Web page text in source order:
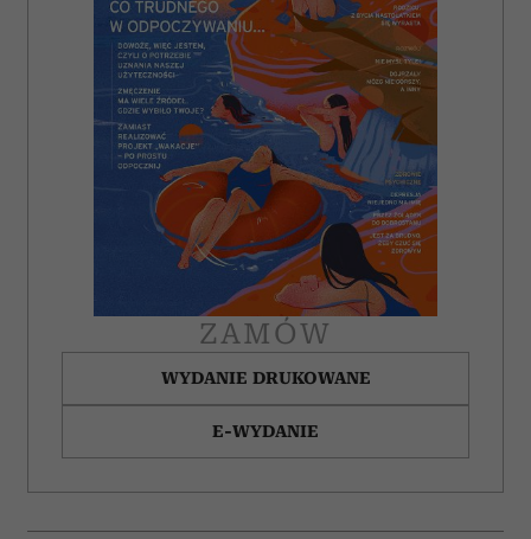
analizować ruch w naszej witrynie. Informacje o tym, jak
korzystasz z naszej witryny, udostępniamy partnerom
społecznościowym, reklamowym i analitycznym.
Partnerzy mogą połączyć te informacje z innymi danymi
otrzymanymi od Ciebie lub uzyskanymi podczas
korzystania z ich usług.
ZAMÓW
WYDANIE DRUKOWANE
E-WYDANIE